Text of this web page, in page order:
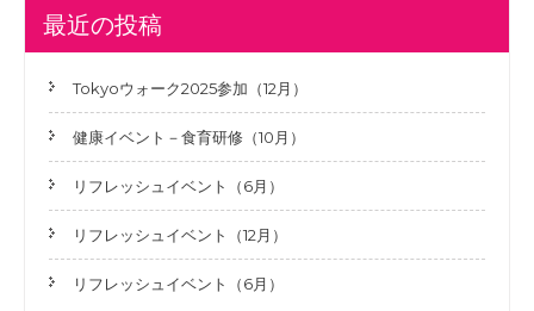
ゲ
ー
シ
ョ
ン
最近の投稿
Tokyoウォーク2025参加（12月）
健康イベント－食育研修（10月）
リフレッシュイベント（6月）
リフレッシュイベント（12月）
リフレッシュイベント（6月）